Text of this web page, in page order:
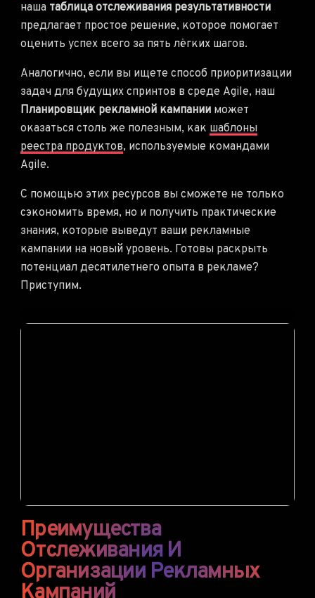
наша таблица отслеживания результативности
предлагает простое решение, которое помогает
оценить успех всего за пять лёгких шагов.
Аналогично, если вы ищете способ приоритизации
задач для будущих спринтов в среде Agile, наш
Планировщик рекламной кампании может
оказаться столь же полезным, как шаблоны
реестра продуктов, используемые командами
Agile.
С помощью этих ресурсов вы сможете не только
сэкономить время, но и получить практические
знания, которые выведут ваши рекламные
кампании на новый уровень. Готовы раскрыть
потенциал десятилетнего опыта в рекламе?
Приступим.
Преимущества
Отслеживания И
Организации Рекламных